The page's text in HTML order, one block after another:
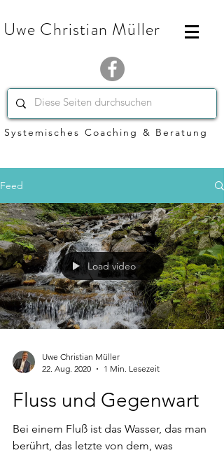
Uwe Christian Müller
Systemisches Coaching & Beratung
Feed
Load video
Uwe Christian Müller
22. Aug. 2020
1 Min. Lesezeit
Fluss und Gegenwart
Bei einem Fluß ist das Wasser, das man
berührt, das letzte von dem, was